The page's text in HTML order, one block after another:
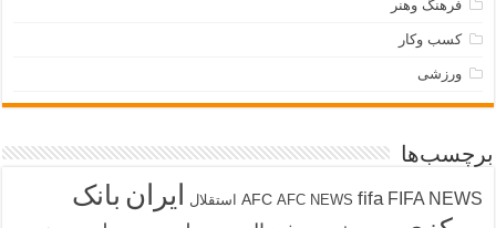
فرهنگ وهنر
کسب وکار
ورزشی
برچسب‌ها
AFC AFC NEWS fifa FIFA NEWS استقلال ایران بانک